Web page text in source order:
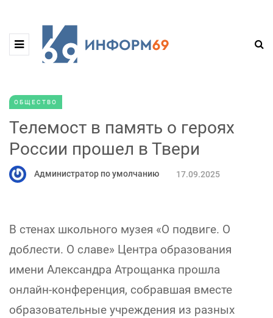
ОБЩЕСТВО
Телемост в память о героях
России прошел в Твери
Администратор по умолчанию 17.09.2025
В стенах школьного музея «О подвиге. О
доблести. О славе» Центра образования
имени Александра Атрощанка прошла
онлайн-конференция, собравшая вместе
образовательные учреждения из разных